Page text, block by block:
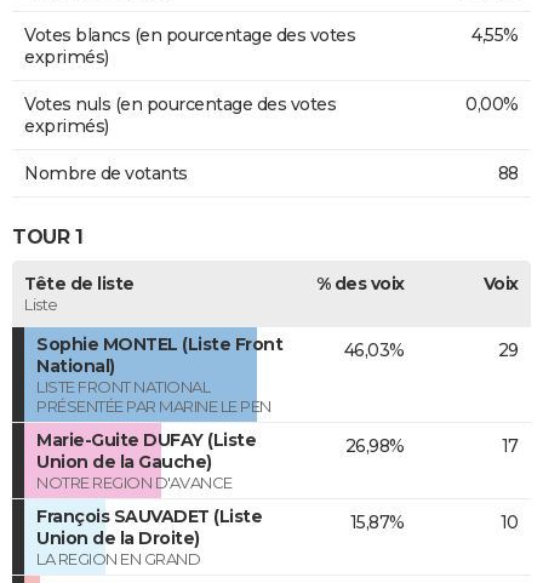
Votes blancs (en pourcentage des votes
exprimés)
4,55%
Votes nuls (en pourcentage des votes
exprimés)
0,00%
Nombre de votants 88
TOUR 1
Tête de liste
Liste
% des voix Voix
Sophie MONTEL (Liste Front
National)
LISTE FRONT NATIONAL
PRÉSENTÉE PAR MARINE LE PEN
46,03% 29
Marie-Guite DUFAY (Liste
Union de la Gauche)
NOTRE REGION D'AVANCE
26,98% 17
François SAUVADET (Liste
Union de la Droite)
LA REGION EN GRAND
15,87% 10